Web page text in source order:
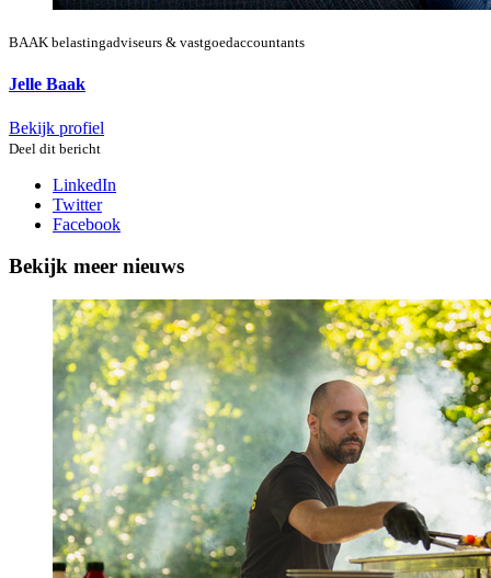
BAAK belastingadviseurs & vastgoedaccountants
Jelle Baak
Bekijk profiel
Deel dit bericht
LinkedIn
Twitter
Facebook
Bekijk meer nieuws